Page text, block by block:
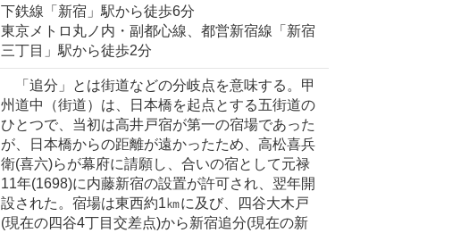
下鉄線「新宿」駅から徒歩6分
東京メトロ丸ノ内・副都心線、都営新宿線「新宿
三丁目」駅から徒歩2分
「追分」とは街道などの分岐点を意味する。甲
州道中（街道）は、日本橋を起点とする五街道の
ひとつで、当初は高井戸宿が第一の宿場であった
が、日本橋からの距離が遠かったため、高松喜兵
衛(喜六)らが幕府に請願し、合いの宿として元禄
11年(1698)に内藤新宿の設置が許可され、翌年開
設された。宿場は東西約1㎞に及び、四谷大木戸
(現在の四谷4丁目交差点)から新宿追分(現在の新